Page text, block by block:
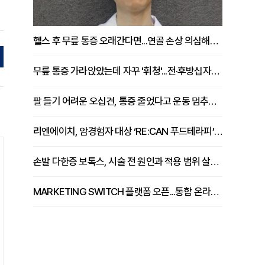
헬스 후 무릎 통증 오래간다면...연골 손상 의심해야 [김상범 원장 칼럼]
무릎 통증 가라앉았는데 자꾸 '휘청'...전·후방십자인대 파열 확인해야 [곽우경 원장 칼럼]
팔 들기 어려운 오십견, 통증 줄었다고 운동 멈추면 안 되는 이유 [이병욱 원장 칼럼]
리엔에이치, 암경험자 대상 ‘RE:CAN 푸드테라피’ 운영
손발 다한증 보톡스, 시술 전 원인과 적용 범위 살펴야 [강윤일 원장 칼럼]
MARKETING SWITCH 플랫폼 오픈...통합 온라인 마케팅 서비스 확대